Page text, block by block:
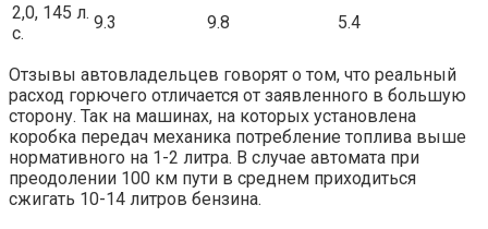
2,0, 145 л.
с.
9.3 9.8 5.4
Отзывы автовладельцев говорят о том, что реальный
расход горючего отличается от заявленного в большую
сторону. Так на машинах, на которых установлена
коробка передач механика потребление топлива выше
нормативного на 1-2 литра. В случае автомата при
преодолении 100 км пути в среднем приходиться
сжигать 10-14 литров бензина.